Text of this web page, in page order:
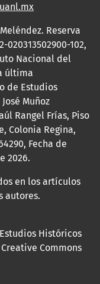
Reserva
020313502900-102,
Nacional del
última
de Estudios
Muñoz
Rangel Frías, Piso
Colonia Regina,
Fecha de
2026.
en los artículos
autores.
Históricos
Commons